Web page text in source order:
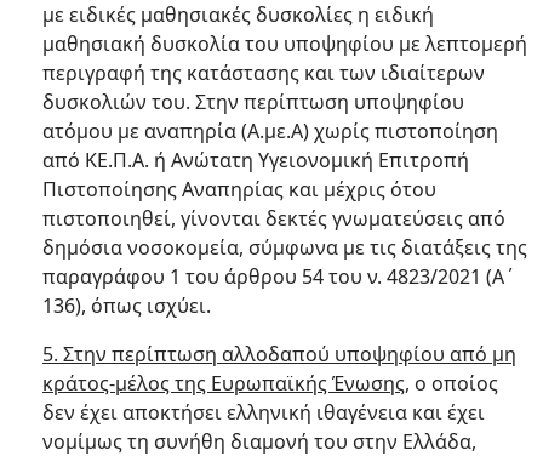
με ειδικές μαθησιακές δυσκολίες η ειδική
μαθησιακή δυσκολία του υποψηφίου με λεπτομερή
περιγραφή της κατάστασης και των ιδιαίτερων
δυσκολιών του. Στην περίπτωση υποψηφίου
ατόμου με αναπηρία (Α.με.Α) χωρίς πιστοποίηση
από ΚΕ.Π.Α. ή Ανώτατη Υγειονομική Επιτροπή
Πιστοποίησης Αναπηρίας και μέχρις ότου
πιστοποιηθεί, γίνονται δεκτές γνωματεύσεις από
δημόσια νοσοκομεία, σύμφωνα με τις διατάξεις της
παραγράφου 1 του άρθρου 54 του ν. 4823/2021 (Α΄
136), όπως ισχύει.
5. Στην περίπτωση αλλοδαπού υποψηφίου από μη
κράτος-μέλος της Ευρωπαϊκής Ένωσης, ο οποίος
δεν έχει αποκτήσει ελληνική ιθαγένεια και έχει
νομίμως τη συνήθη διαμονή του στην Ελλάδα,